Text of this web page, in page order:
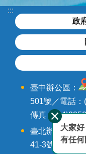
環
境
訊
息
與
服
:::
政
臺中辦公區：
501號／電話
傳真：
臺北辦公區：
41-3號9-12樓
大家
有任